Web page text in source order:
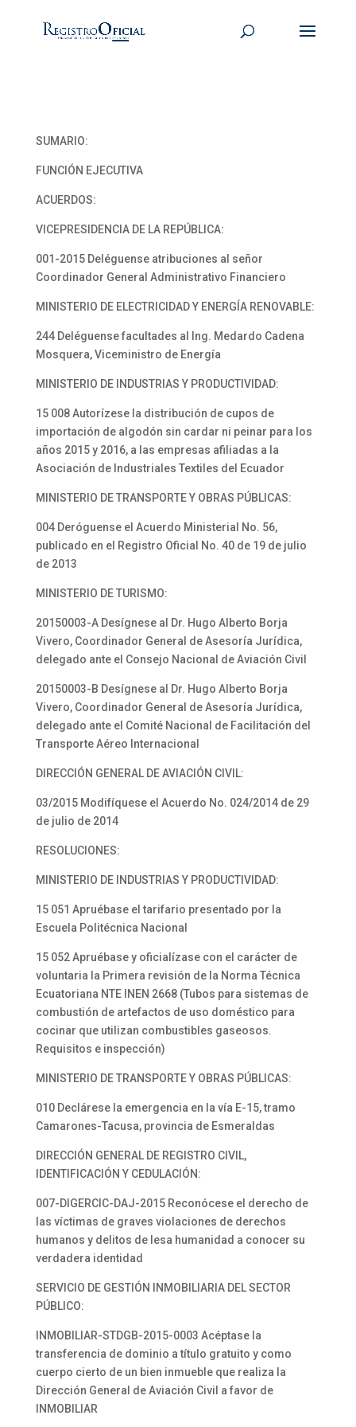
SUMARIO:
FUNCIÓN EJECUTIVA
ACUERDOS:
VICEPRESIDENCIA DE LA REPÚBLICA:
001-2015 Deléguense atribuciones al señor
Coordinador General Administrativo Financiero
MINISTERIO DE ELECTRICIDAD Y ENERGÍA RENOVABLE:
244 Deléguense facultades al Ing. Medardo Cadena
Mosquera, Viceministro de Energía
MINISTERIO DE INDUSTRIAS Y PRODUCTIVIDAD:
15 008 Autorízese la distribución de cupos de
importación de algodón sin cardar ni peinar para los
años 2015 y 2016, a las empresas afiliadas a la
Asociación de Industriales Textiles del Ecuador
MINISTERIO DE TRANSPORTE Y OBRAS PÚBLICAS:
004 Deróguense el Acuerdo Ministerial No. 56,
publicado en el Registro Oficial No. 40 de 19 de julio
de 2013
MINISTERIO DE TURISMO:
20150003-A Desígnese al Dr. Hugo Alberto Borja
Vivero, Coordinador General de Asesoría Jurídica,
delegado ante el Consejo Nacional de Aviación Civil
20150003-B Desígnese al Dr. Hugo Alberto Borja
Vivero, Coordinador General de Asesoría Jurídica,
delegado ante el Comité Nacional de Facilitación del
Transporte Aéreo Internacional
DIRECCIÓN GENERAL DE AVIACIÓN CIVIL:
03/2015 Modifíquese el Acuerdo No. 024/2014 de 29
de julio de 2014
RESOLUCIONES:
MINISTERIO DE INDUSTRIAS Y PRODUCTIVIDAD:
15 051 Apruébase el tarifario presentado por la
Escuela Politécnica Nacional
15 052 Apruébase y oficialízase con el carácter de
voluntaria la Primera revisión de la Norma Técnica
Ecuatoriana NTE INEN 2668 (Tubos para sistemas de
combustión de artefactos de uso doméstico para
cocinar que utilizan combustibles gaseosos.
Requisitos e inspección)
MINISTERIO DE TRANSPORTE Y OBRAS PÚBLICAS:
010 Declárese la emergencia en la vía E-15, tramo
Camarones-Tacusa, provincia de Esmeraldas
DIRECCIÓN GENERAL DE REGISTRO CIVIL,
IDENTIFICACIÓN Y CEDULACIÓN:
007-DIGERCIC-DAJ-2015 Reconócese el derecho de
las víctimas de graves violaciones de derechos
humanos y delitos de lesa humanidad a conocer su
verdadera identidad
SERVICIO DE GESTIÓN INMOBILIARIA DEL SECTOR
PÚBLICO:
INMOBILIAR-STDGB-2015-0003 Acéptase la
transferencia de dominio a título gratuito y como
cuerpo cierto de un bien inmueble que realiza la
Dirección General de Aviación Civil a favor de
INMOBILIAR